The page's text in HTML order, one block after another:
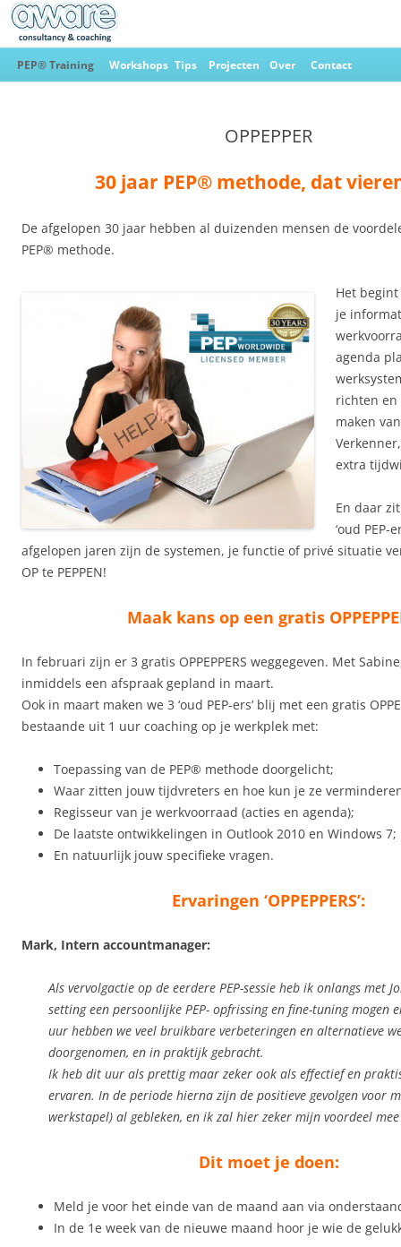
Ga
naar
PEP® Training Workshops Tips Projecten Over Contact
OPPEPPER
30 jaar PEP® methode, dat
De afgelopen 30 jaar hebben al duizenden mensen de
PEP® methode.
Het
je
agenda
richten
maken
extra
En daar
‘oud PEP-
afgelopen jaren zijn de systemen, je functie of privé situatie
OP te PEPPEN!
Maak kans op een gratis
In februari zijn er 3 gratis OPPEPPERS weggegeven. Met
inmiddels een afspraak gepland in maart.
Ook in maart maken we 3 ‘oud PEP-ers’ blij met een gratis
bestaande uit 1 uur coaching op je werkplek met:
Toepassing van de PEP® methode doorgelicht;
Waar zitten jouw tijdvreters en hoe kun je ze
Regisseur van je werkvoorraad (acties en agenda);
De laatste ontwikkelingen in Outlook 2010 en Windows 7;
En natuurlijk jouw specifieke vragen.
Ervaringen ‘OPPEPPERS’:
Mark, Intern accountmanager:
Als vervolgactie op de eerdere PEP-sessie heb ik onlangs met
setting een persoonlijke PEP- opfrissing en fine-tuning mogen
uur hebben we veel bruikbare verbeteringen en alternatieve
doorgenomen, en in praktijk gebracht.
Ik heb dit uur als prettig maar zeker ook als effectief en
ervaren. In de periode hierna zijn de positieve gevolgen voor
werkstapel) al gebleken, en ik zal hier zeker mijn voordeel
Dit moet je doen:
Meld je voor het einde van de maand aan via
In de 1e week van de nieuwe maand hoor je wie de